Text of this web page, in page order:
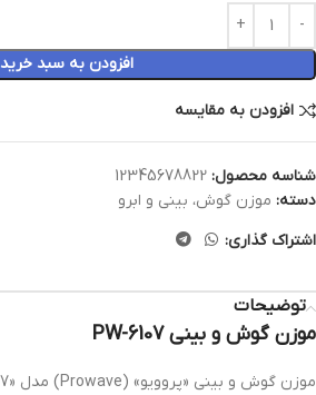
افزودن به سبد خرید
افزودن به مقایسه
شناسه محصول: 12345678822
دسته: موزن گوش، بینی و ابرو
اشتراک گذاری:
توضیحات
موزن گوش و بینی PW-6107